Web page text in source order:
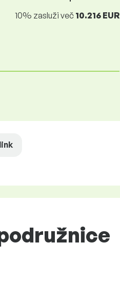
10% zasluži več 10.216 EUR